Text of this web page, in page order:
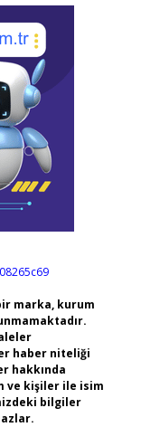
marka, kurum
haber niteliği
hakkında
ve kişiler ile isim
bilgiler